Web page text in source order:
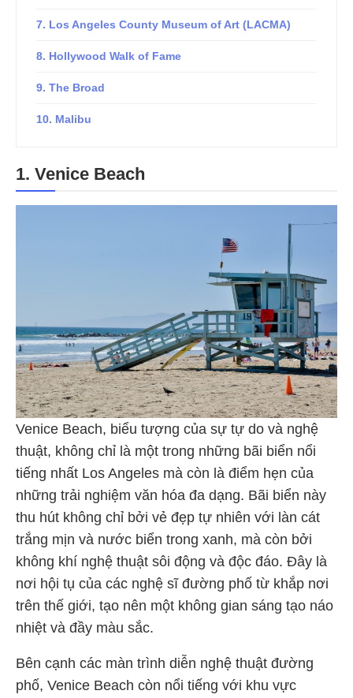
7. Los Angeles County Museum of Art (LACMA)
8. Hollywood Walk of Fame
9. The Broad
10. Malibu
1. Venice Beach
Venice Beach, biểu tượng của sự tự do và nghệ
thuật, không chỉ là một trong những bãi biển nổi
tiếng nhất Los Angeles mà còn là điểm hẹn của
những trải nghiệm văn hóa đa dạng. Bãi biển này
thu hút không chỉ bởi vẻ đẹp tự nhiên với làn cát
trắng mịn và nước biển trong xanh, mà còn bởi
không khí nghệ thuật sôi động và độc đáo. Đây là
nơi hội tụ của các nghệ sĩ đường phố từ khắp nơi
trên thế giới, tạo nên một không gian sáng tạo náo
nhiệt và đầy màu sắc.
Bên cạnh các màn trình diễn nghệ thuật đường
phố, Venice Beach còn nổi tiếng với khu vực